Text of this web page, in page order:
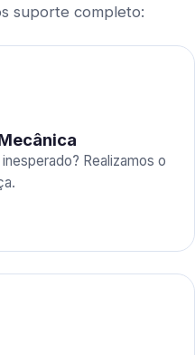
suporte completo:
Realizamos o